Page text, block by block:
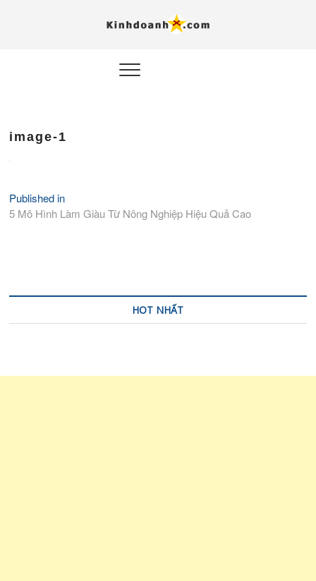
image-1
Điều
hướng
Published in
5 Mô Hình Làm Giàu Từ Nông Nghiệp Hiệu Quả Cao
HOT NHẤT